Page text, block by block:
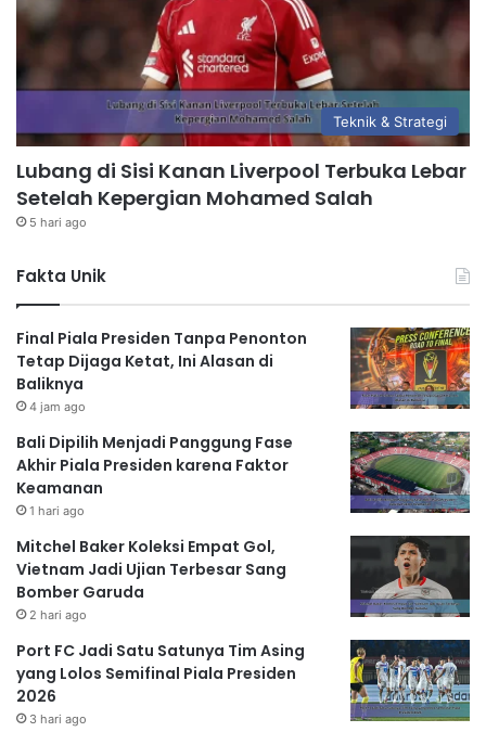
Teknik & Strategi
Lubang di Sisi Kanan Liverpool Terbuka Lebar
Setelah Kepergian Mohamed Salah
5 hari ago
Fakta Unik
Final Piala Presiden Tanpa Penonton
Tetap Dijaga Ketat, Ini Alasan di
Baliknya
4 jam ago
Bali Dipilih Menjadi Panggung Fase
Akhir Piala Presiden karena Faktor
Keamanan
1 hari ago
Mitchel Baker Koleksi Empat Gol,
Vietnam Jadi Ujian Terbesar Sang
Bomber Garuda
2 hari ago
Port FC Jadi Satu Satunya Tim Asing
yang Lolos Semifinal Piala Presiden
2026
3 hari ago